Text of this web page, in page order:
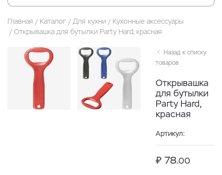
Главная Каталог Для кухни
Кухонные аксессуары
Открывашка для бутылки Party Hard, красная
Назад к списку
товаров
Открывашка
для бутылки
Party Hard,
красная
Артикул:
₽ 78.00